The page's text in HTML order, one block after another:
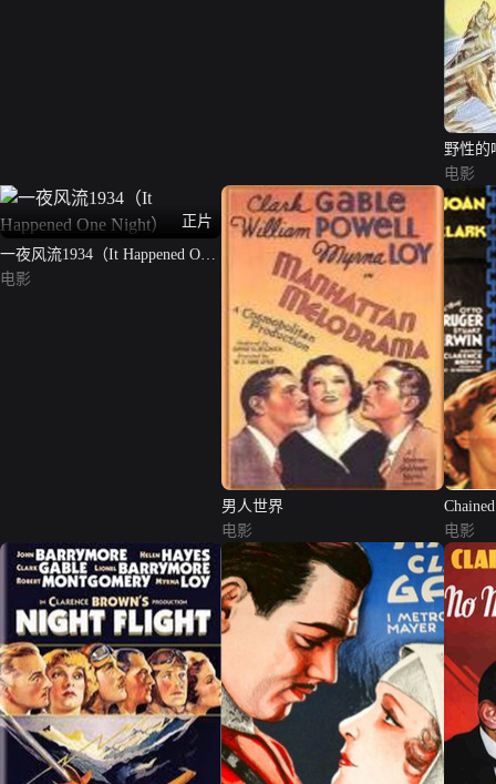
野性的
电影
正片
一夜风流1934（It Happened One
Night）
电影
男人世界
电影
Chained
电影